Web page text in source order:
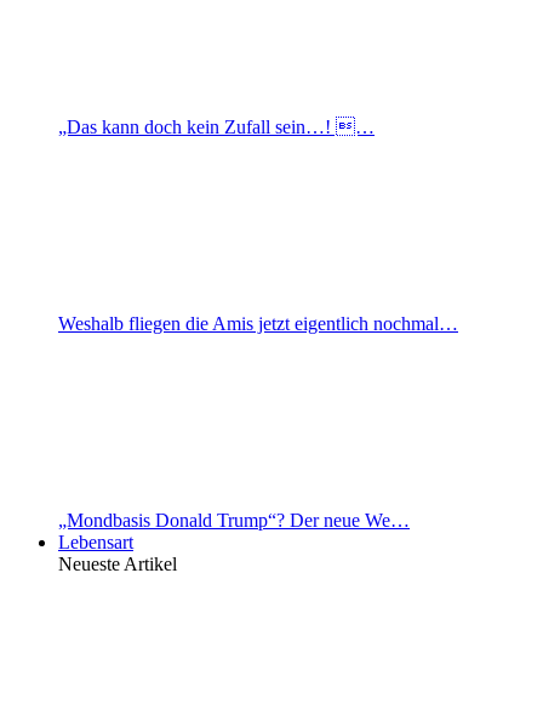
„Das kann doch kein Zufall sein…! …
Weshalb fliegen die Amis jetzt eigentlich nochmal…
„Mondbasis Donald Trump“? Der neue We…
Lebensart
Neueste Artikel